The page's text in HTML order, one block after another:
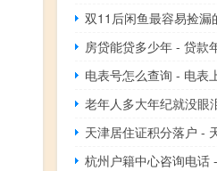
双11后闲鱼最容易捡漏
房贷能贷多少年 - 贷款
电表号怎么查询 - 电表
老年人多大年纪就没眼